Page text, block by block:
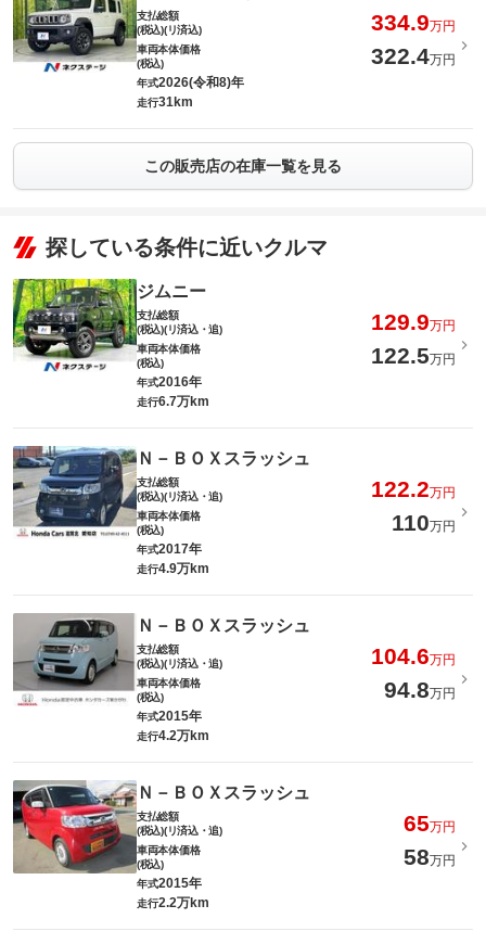
支払総額
(税込)(リ済込)
334.9万円
車両本体価格
(税込)
322.4万円
年式2026(令和8)年
走行31km
この販売店の在庫一覧を見る
探している条件に近いクルマ
ジムニー
支払総額
(税込)(リ済込・追)
129.9万円
車両本体価格
(税込)
122.5万円
年式2016年
走行6.7万km
Ｎ－ＢＯＸスラッシュ
支払総額
(税込)(リ済込・追)
122.2万円
車両本体価格
(税込)
110万円
年式2017年
走行4.9万km
Ｎ－ＢＯＸスラッシュ
支払総額
(税込)(リ済込・追)
104.6万円
車両本体価格
(税込)
94.8万円
年式2015年
走行4.2万km
Ｎ－ＢＯＸスラッシュ
支払総額
(税込)(リ済込・追)
65万円
車両本体価格
(税込)
58万円
年式2015年
走行2.2万km